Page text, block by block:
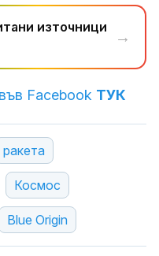
източници
→
Facebook ТУК
ракета
Космос
Blue Origin